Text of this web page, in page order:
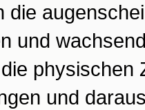
die
und
physischen
und